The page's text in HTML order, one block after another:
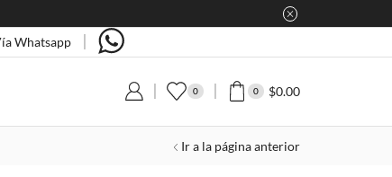
Whatsapp
0 0 $0.00
Ir a la página anterior